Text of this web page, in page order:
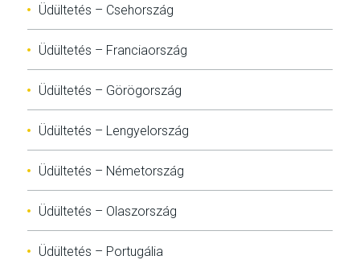
Üdültetés – Csehország
Üdültetés – Franciaország
Üdültetés – Görögország
Üdültetés – Lengyelország
Üdültetés – Németország
Üdültetés – Olaszország
Üdültetés – Portugália